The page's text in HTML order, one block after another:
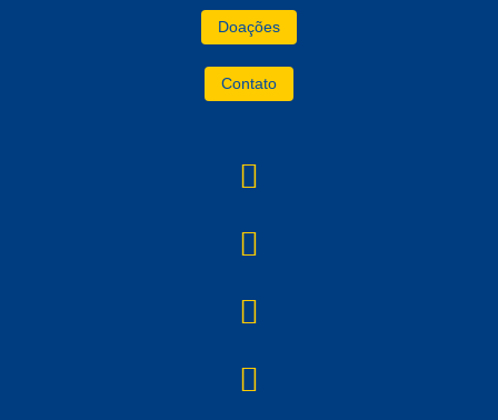
Doações
Contato